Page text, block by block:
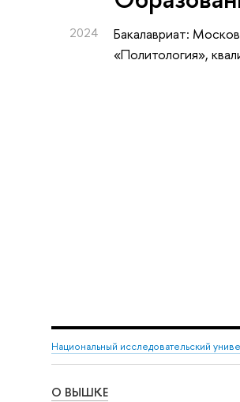
2024
Бакалавриат:
«Политология»,
Национальный исследовательский
О ВЫШКЕ